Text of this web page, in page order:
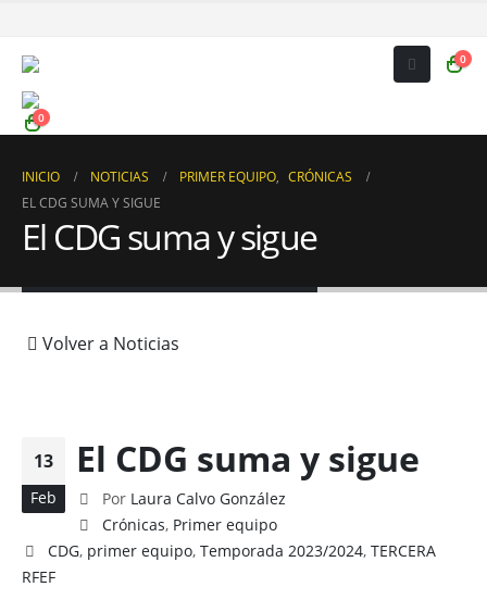
0
0
INICIO NOTICIAS PRIMER EQUIPO, CRÓNICAS
EL CDG SUMA Y SIGUE
El CDG suma y sigue
Volver a Noticias
13
Feb
El CDG suma y sigue
Por Laura Calvo González
Crónicas, Primer equipo
CDG, primer equipo,Temporada 2023/2024,TERCERA
RFEF